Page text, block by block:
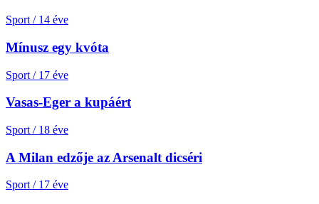
Sport / 14 éve
Mínusz egy kvóta
Sport / 17 éve
Vasas-Eger a kupáért
Sport / 18 éve
A Milan edzője az Arsenalt dicséri
Sport / 17 éve